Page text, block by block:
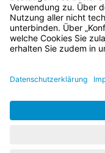
Bayern.de
BayernPortal
Impressum